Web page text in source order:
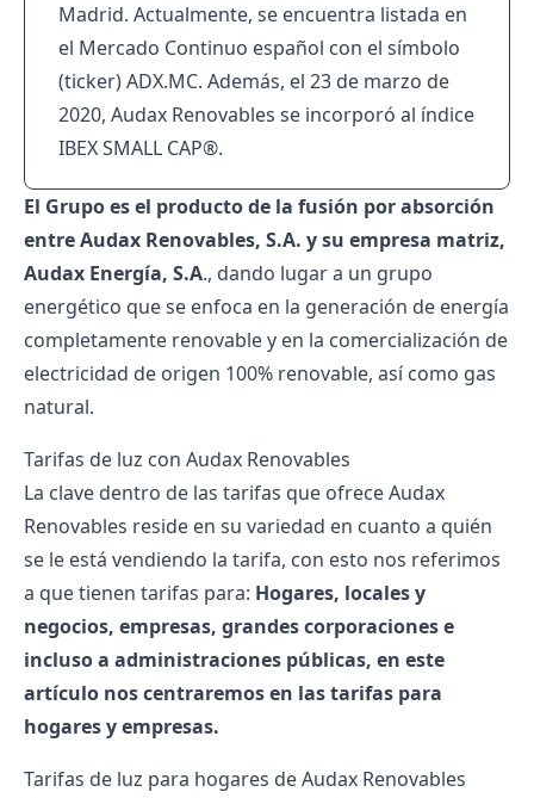
Madrid. Actualmente, se encuentra listada en
el Mercado Continuo español con el símbolo
(ticker) ADX.MC. Además, el 23 de marzo de
2020, Audax Renovables se incorporó al índice
IBEX SMALL CAP®.
El Grupo es el producto de la fusión por absorción
entre Audax Renovables, S.A. y su empresa matriz,
Audax Energía, S.A., dando lugar a un grupo
energético que se enfoca en la generación de energía
completamente renovable y en la comercialización de
electricidad de origen 100% renovable, así como gas
natural.
Tarifas de luz con Audax Renovables
La clave dentro de las tarifas que ofrece Audax
Renovables reside en su variedad en cuanto a quién
se le está vendiendo la tarifa, con esto nos referimos
a que tienen tarifas para: Hogares, locales y
negocios, empresas, grandes corporaciones e
incluso a administraciones públicas, en este
artículo nos centraremos en las tarifas para
hogares y empresas.
Tarifas de luz para hogares de Audax Renovables